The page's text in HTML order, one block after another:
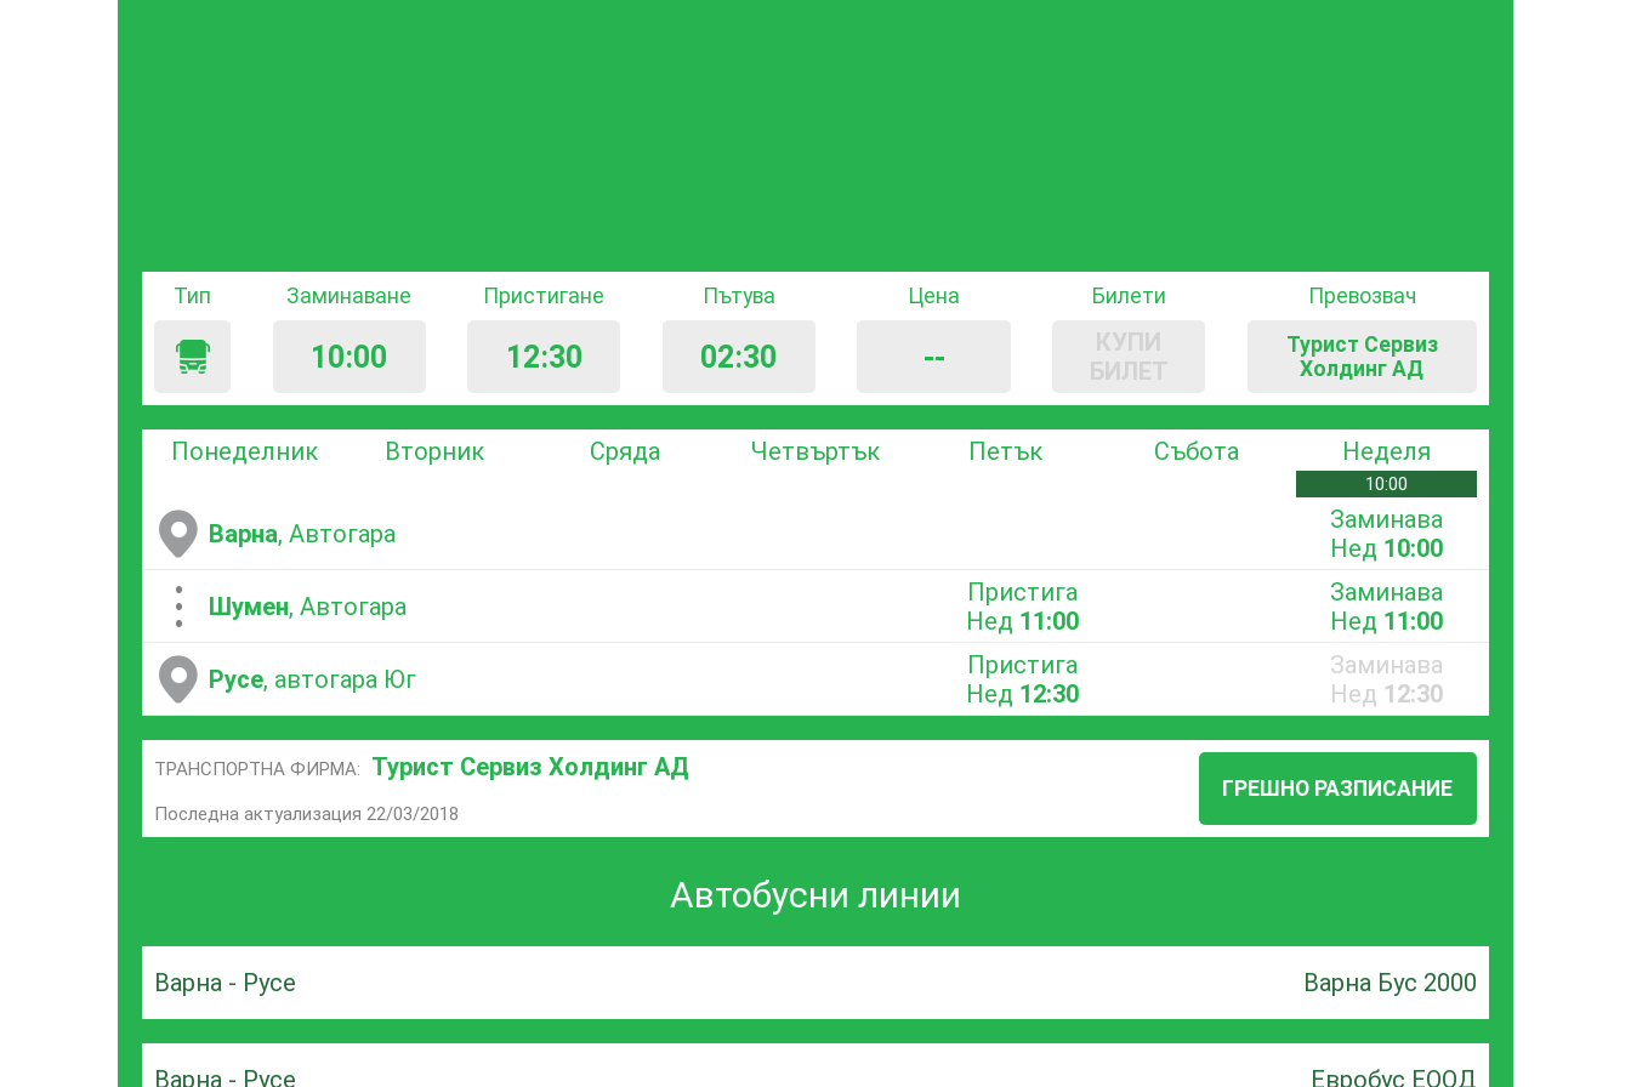
Тип Заминаване
10:00
Пристигане
12:30
Пътува
02:30
Цена
--
Билети
КУПИ
БИЛЕТ
Превозвач
Турист Сервиз
Холдинг АД
Понеделник Вторник Сряда Четвъртък Петък Събота Неделя
10:00
Варна, Автогара
Заминава
Нед 10:00
...Шумен, Автогара
Пристига
Нед 11:00
Заминава
Нед 11:00
Русе, автогара Юг
Пристига
Нед 12:30
Заминава
Нед 12:30
ТРАНСПОРТНА ФИРМА: Турист Сервиз Холдинг АД
Последна актуализация 22/03/2018
ГРЕШНО РАЗПИСАНИЕ
Автобусни линии
Варна - Русе Варна Бус 2000
Варна - Русе Евробус ЕООД